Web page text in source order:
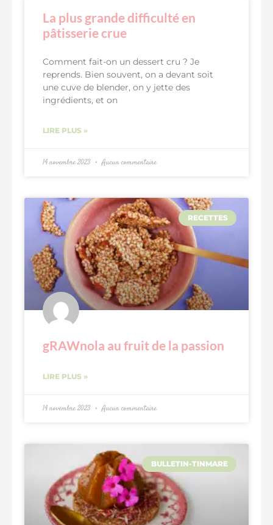
La plus grande difficulté en
pâtisserie crue
Comment fait-on un dessert cru ? Je
reprends. Bien souvent, on a devant soit
une cuve de blender, on y jette des
ingrédients, et on
LIRE PLUS »
14 novembre 2023 Aucun commentaire
RECETTES
gRAWnola au fruit de la passion
LIRE PLUS »
14 novembre 2023 Aucun commentaire
BULLETIN-TINMARE